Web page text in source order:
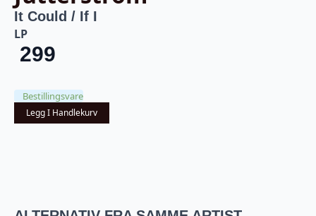
It Could / If I
LP
299
Bestillingsvare
Legg I Handlekurv